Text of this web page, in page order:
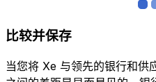
比较并保存
当您将 Xe 与领先的银行和供